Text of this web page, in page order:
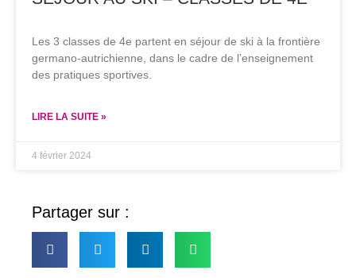
Les 3 classes de 4e partent en séjour de ski à la frontière
germano-autrichienne, dans le cadre de l’enseignement
des pratiques sportives.
LIRE LA SUITE »
4 février 2024
Partager sur :